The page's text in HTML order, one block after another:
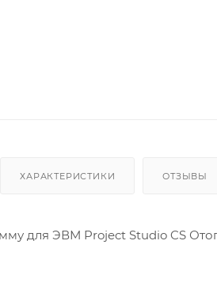
ХАРАКТЕРИСТИКИ ОТЗЫВЫ
для ЭВМ Project Studio CS